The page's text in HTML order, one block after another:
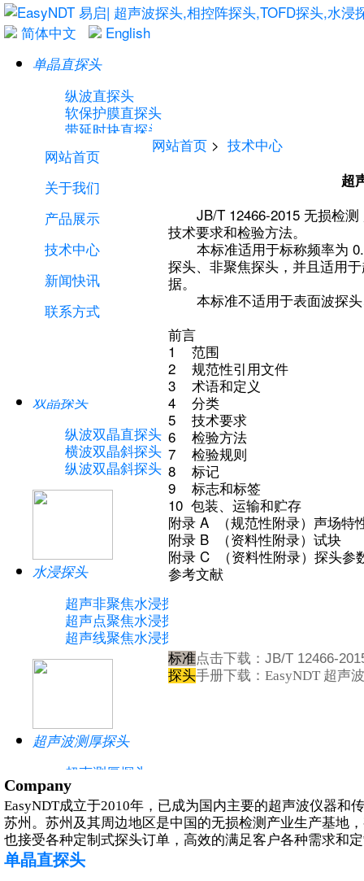
简体中文 English
单晶直探头
纵波直探头
软保护膜直探头
带延时块直探头
横波直探头
单晶斜探头
横波斜探头
双晶探头
纵波双晶直探头
横波双晶斜探头
纵波双晶斜探头
水浸探头
超声非聚焦水浸探头
超声点聚焦水浸探头
超声线聚焦水浸探头
超声波测厚探头
超声测厚探头
高精度测厚探头
高温测厚探头
网站首页
关于我们
产品展示
技术中心
新闻快讯
联系方式
网站首页 > 技术中心
超
JB/T 12466-2015 无损检测
技术要求和检验方法。
本标准适用于标称频率为
探头、非聚焦探头，并且适用
据。
本标准不适用于表面波探头
前言
1 范围
2 规范性引用文件
3 术语和定义
4 分类
5 技术要求
6 检验方法
7 检验规则
8 标记
9 标志和标签
10 包装、运输和贮存
附录 A （规范性附录）声场特
附录 B （资料性附录）试块
附录 C （资料性附录）探头参
参考文献
标准点击下载： JB/T 12466-
探头手册下载： EasyNDT 超声
Company
EasyNDT成立于2010年，已成为国内主要的超声波仪器
苏州。苏州及其周边地区是中国的无损检测产业生产基地
也接受各种定制式探头订单，高效的满足客户各种需求和
单晶直探头